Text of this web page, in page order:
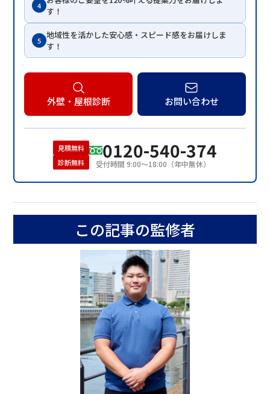
4
す！
5 地域性を活かした安心感・スピード感をお届けしま
す！
外壁・屋根診断 お問い合わせ
見積無料
診断無料
0120-540-374
受付時間 9:00〜18:00（年中無休）
この記事の監修者